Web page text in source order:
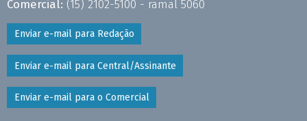
Comercial: (15) 2102-5100 - ramal 5060
Enviar e-mail para Redação
Enviar e-mail para Central/Assinante
Enviar e-mail para o Comercial